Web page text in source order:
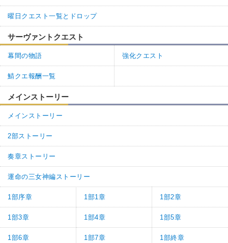
曜日クエスト一覧とドロップ
サーヴァントクエスト
幕間の物語 強化クエスト
鯖クエ報酬一覧
メインストーリー
メインストーリー
2部ストーリー
奏章ストーリー
運命の三女神編ストーリー
1部序章 1部1章 1部2章
1部3章 1部4章 1部5章
1部6章 1部7章 1部終章